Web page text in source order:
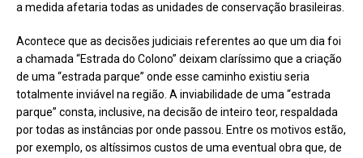
a medida afetaria todas as unidades de conservação brasileiras.
Acontece que as decisões judiciais referentes ao que um dia foi
a chamada “Estrada do Colono” deixam claríssimo que a criação
de uma “estrada parque” onde esse caminho existiu seria
totalmente inviável na região. A inviabilidade de uma “estrada
parque” consta, inclusive, na decisão de inteiro teor, respaldada
por todas as instâncias por onde passou. Entre os motivos estão,
por exemplo, os altíssimos custos de uma eventual obra que, de